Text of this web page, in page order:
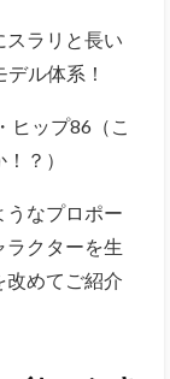
スラリと長い
ル体系！
ヒップ86（こ
？）
うなプロポー
ラクターを生
改めてご紹介